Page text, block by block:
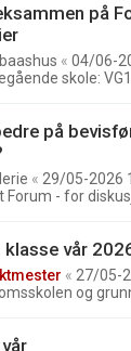
på
« 04/06-
skole:
på
« 29/05-2026
Forum - for
klasse vår
« 27/05-
og